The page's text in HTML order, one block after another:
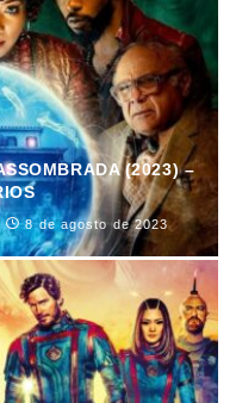
(2023) –
8 de agosto de 2023